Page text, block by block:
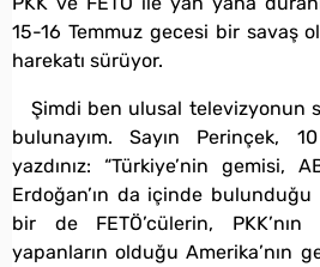
15-16 Temmuz gecesi bir savaş
harekatı sürüyor.
Şimdi ben ulusal televizyonun
bulunayım. Sayın Perinçek,
yazdınız: “Türkiye’nin gemisi,
Erdoğan’ın da içinde
bir de FETÖ’cülerin,
yapanların olduğu Amerika’nın